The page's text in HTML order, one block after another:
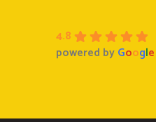
4.8
powered byGoogle